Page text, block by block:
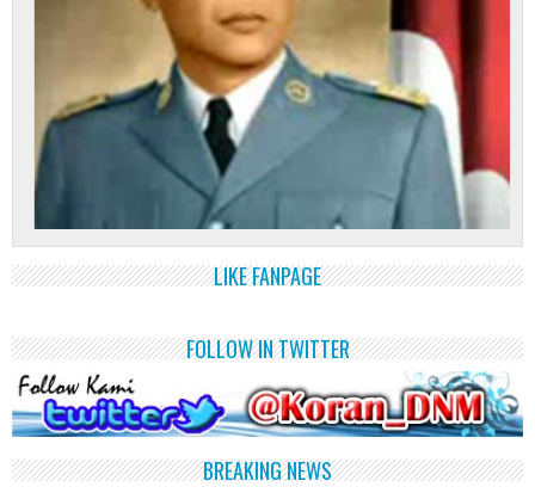
LIKE FANPAGE
FOLLOW IN TWITTER
BREAKING NEWS